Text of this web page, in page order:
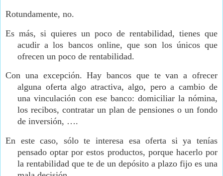
Rotundamente, no.
Es más, si quieres un poco de rentabilidad, tienes que
acudir a los bancos online, que son los únicos que
ofrecen un poco de rentabilidad.
Con una excepción. Hay bancos que te van a ofrecer
alguna oferta algo atractiva, algo, pero a cambio de
una vinculación con ese banco: domiciliar la nómina,
los recibos, contratar un plan de pensiones o un fondo
de inversión, ….
En este caso, sólo te interesa esa oferta si ya tenías
pensado optar por estos productos, porque hacerlo por
la rentabilidad que te de un depósito a plazo fijo es una